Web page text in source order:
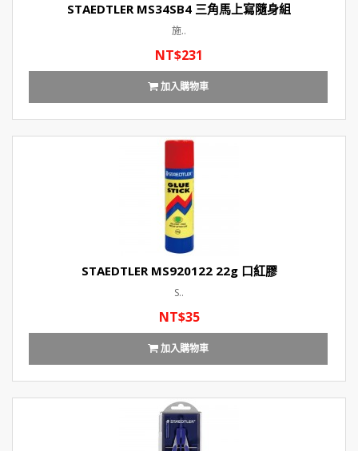
STAEDTLER MS34SB4 三角馬上寫隨身組
施..
NT$231
加入購物車
STAEDTLER MS920122 22g 口紅膠
S..
NT$35
加入購物車